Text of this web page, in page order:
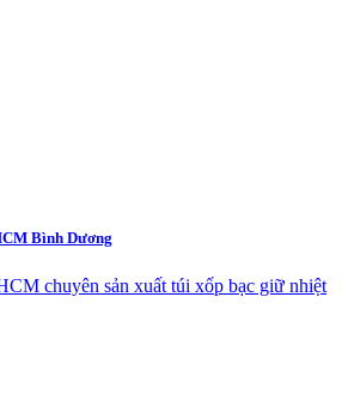
Bình Dương
chuyên sản xuất túi xốp bạc giữ nhiệt